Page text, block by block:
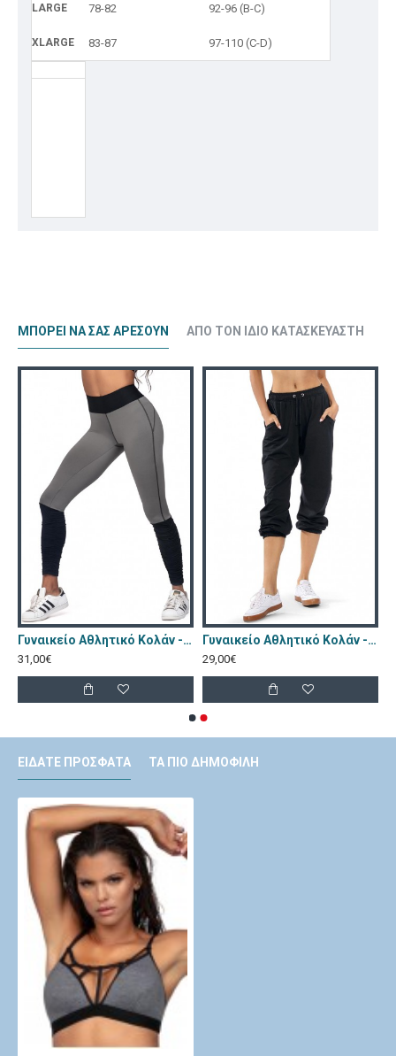
LARGE 78-82 92-96 (B-C)
XLARGE 83-87 97-110 (C-D)
ΜΠΟΡΕΊ ΝΑ ΣΑΣ ΑΡΈΣΟΥΝ ΑΠΌ ΤΟΝ ΊΔΙΟ ΚΑΤΑΣΚΕΥΑΣΤΉ
Γυναικείο Αθλητικό Κολάν - Lorin Γκρι L-9040
31,00€
Γυναικείο Αθλητικό Κολάν - Lorin Μαύρο F-9526
29,00€
ΕΊΔΑΤΕ ΠΡΌΣΦΑΤΑ ΤΑ ΠΙΟ ΔΗΜΟΦΙΛΉ